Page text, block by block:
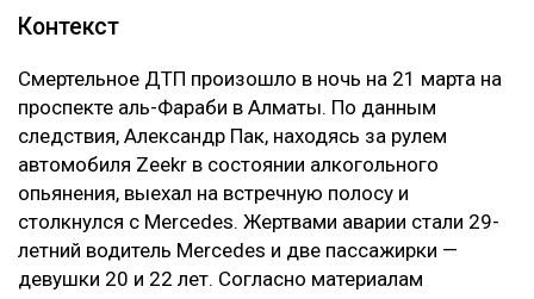
Контекст
Смертельное ДТП произошло в ночь на 21 марта на
проспекте аль-Фараби в Алматы. По данным
следствия, Александр Пак, находясь за рулем
автомобиля Zeekr в состоянии алкогольного
опьянения, выехал на встречную полосу и
столкнулся с Mercedes. Жертвами аварии стали 29-
летний водитель Mercedes и две пассажирки —
девушки 20 и 22 лет. Согласно материалам